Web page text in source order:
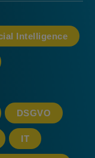
Intelligence
DSGVO
IT